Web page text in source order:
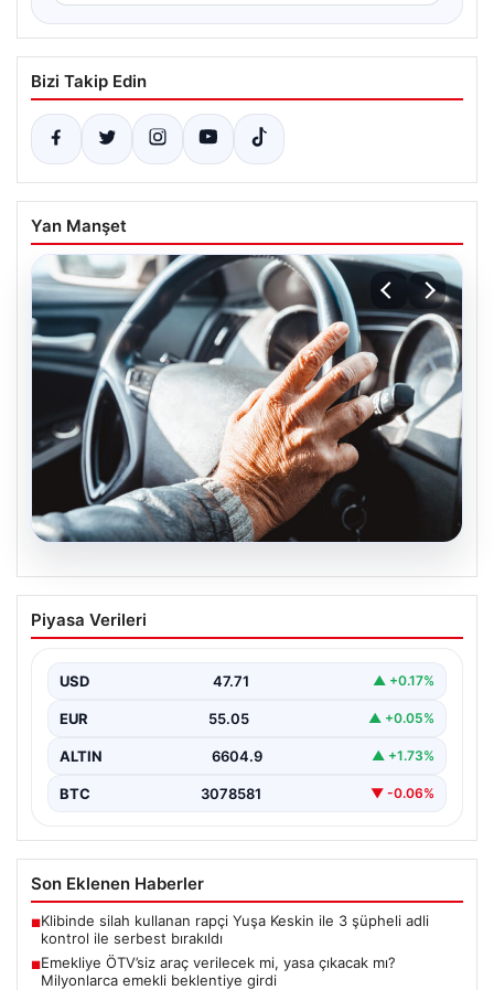
Bizi Takip Edin
Yan Manşet
Emekliye ÖTV’siz araç verilecek mi,
yasa çıkacak mı? Milyonlarca emekli
Piyasa Verileri
USD 47.71 ▲ +0.17%
EUR 55.05 ▲ +0.05%
ALTIN 6604.9 ▲ +1.73%
BTC 3078581 ▼ -0.06%
Son Eklenen Haberler
■Klibinde silah kullanan rapçi Yuşa Keskin ile 3 şüpheli adli
kontrol ile serbest bırakıldı
■Emekliye ÖTV’siz araç verilecek mi, yasa çıkacak mı?
Milyonlarca emekli beklentiye girdi